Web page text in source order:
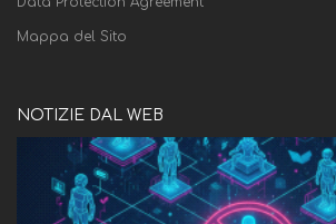
Mappa del Sito
NOTIZIE DAL WEB